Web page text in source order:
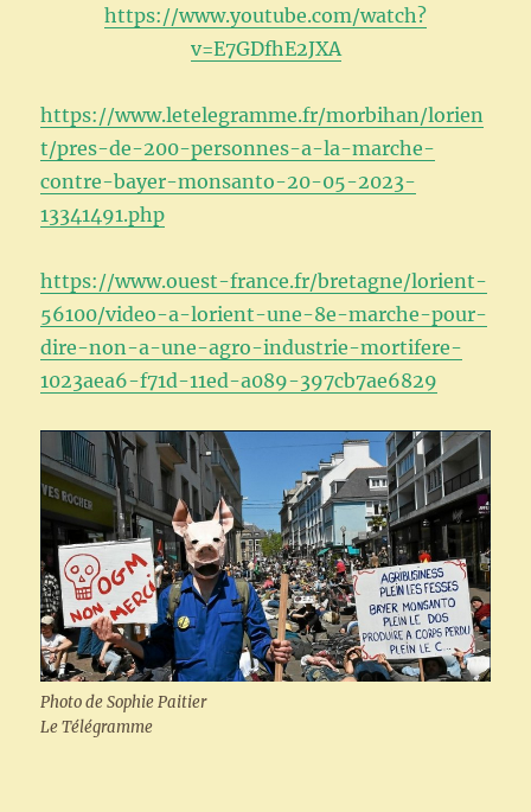
https://www.youtube.com/watch?
v=E7GDfhE2JXA
https://www.letelegramme.fr/morbihan/lorien
t/pres-de-200-personnes-a-la-marche-
contre-bayer-monsanto-20-05-2023-
13341491.php
https://www.ouest-france.fr/bretagne/lorient-
56100/video-a-lorient-une-8e-marche-pour-
dire-non-a-une-agro-industrie-mortifere-
1023aea6-f71d-11ed-a089-397cb7ae6829
Photo de Sophie Paitier
Le Télégramme